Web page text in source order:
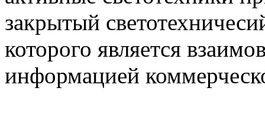
закрытый
которого является
информацией